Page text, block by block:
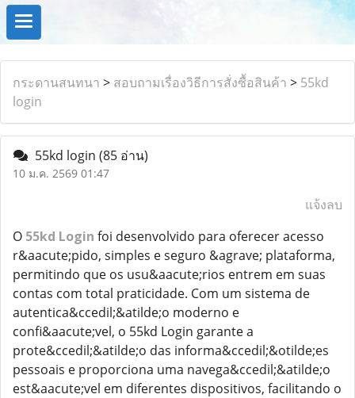
กระดานสนทนา > สอบถามเรื่องวิธีการสั่งซื้อสินค้า > 55kd
login
55kd login (85 อ่าน)
10 ม.ค. 2569 01:47
แจ้งลบ
O 55kd Login foi desenvolvido para oferecer acesso
r&aacute;pido, simples e seguro &agrave; plataforma,
permitindo que os usu&aacute;rios entrem em suas
contas com total praticidade. Com um sistema de
autentica&ccedil;&atilde;o moderno e
confi&aacute;vel, o 55kd Login garante a
prote&ccedil;&atilde;o das informa&ccedil;&otilde;es
pessoais e proporciona uma navega&ccedil;&atilde;o
est&aacute;vel em diferentes dispositivos, facilitando o